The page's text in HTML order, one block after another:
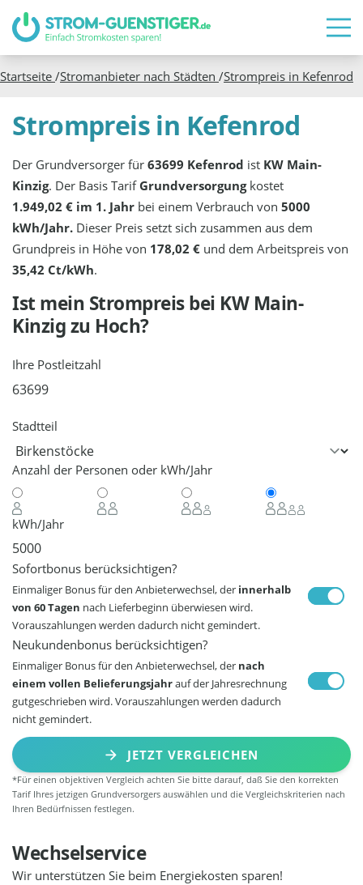
Startseite /Stromanbieter nach Städten /Strompreis in Kefenrod
Strompreis in Kefenrod
Der Grundversorger für63699 Kefenrod ist KW Main-
Kinzig. Der Basis Tarif Grundversorgungkostet
1.949,02 € im 1. Jahr bei einem Verbrauch von5000
kWh/Jahr. Dieser Preis setzt sich zusammen aus dem
Grundpreis in Höhe von 178,02 € und dem Arbeitspreis von
35,42 Ct/kWh.
Ist mein Strompreis bei KW Main-
Kinzigzu Hoch?
Ihre Postleitzahl
Stadtteil
Anzahl der Personen oder kWh/Jahr
kWh/Jahr
Sofortbonus berücksichtigen?
Einmaliger Bonus für den Anbieterwechsel, der innerhalb
von 60 Tagen nach Lieferbeginn überwiesen wird.
Vorauszahlungen werden dadurch nicht gemindert.
Neukundenbonus berücksichtigen?
Einmaliger Bonus für den Anbieterwechsel, der nach
einem vollen Belieferungsjahrauf der Jahresrechnung
gutgeschrieben wird. Vorauszahlungen werden dadurch
nicht gemindert.
JETZT VERGLEICHEN
*Für einen objektiven Vergleich achten Sie bitte darauf, daß Sie den korrekten
Tarif Ihres jetzigen Grundversorgers auswählen und die Vergleichskriterien nach
Ihren Bedürfnissen festlegen.
Wechselservice
Wir unterstützen Sie beim Energiekosten sparen!